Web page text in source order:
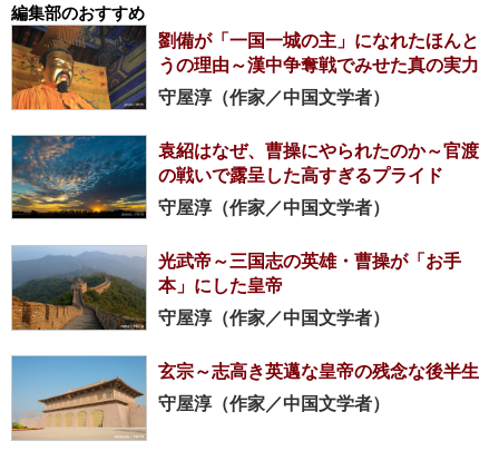
編集部のおすすめ
劉備が「一国一城の主」になれたほんと
うの理由～漢中争奪戦でみせた真の実力
守屋淳（作家／中国文学者）
袁紹はなぜ、曹操にやられたのか～官渡
の戦いで露呈した高すぎるプライド
守屋淳（作家／中国文学者）
光武帝～三国志の英雄・曹操が「お手
本」にした皇帝
守屋淳（作家／中国文学者）
玄宗～志高き英邁な皇帝の残念な後半生
守屋淳（作家／中国文学者）